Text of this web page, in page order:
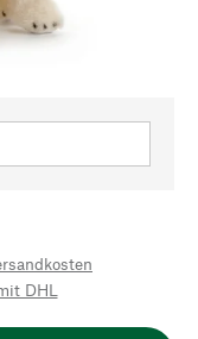
DHL